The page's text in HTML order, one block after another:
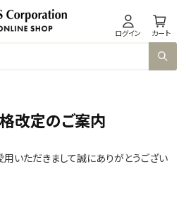
ログイン カート
改定のご案内
いただきまして誠にありがとうござい